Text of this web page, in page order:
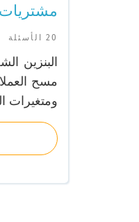
مشتريات
20 الأسئلة
البنزين
مسح
ومتغيرات